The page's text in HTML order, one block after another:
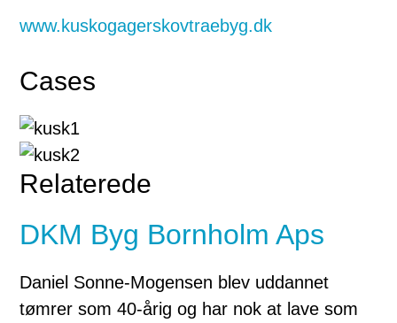
www.kuskogagerskovtraebyg.dk
Cases
Relaterede
DKM Byg Bornholm Aps
Daniel Sonne-Mogensen blev uddannet
tømrer som 40-årig og har nok at lave som